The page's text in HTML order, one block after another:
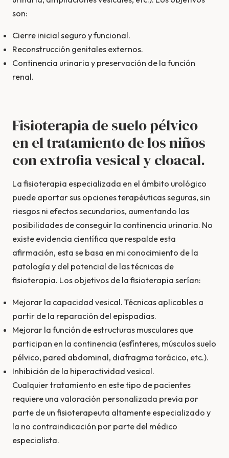
son:
Cierre inicial seguro y funcional.
Reconstrucción genitales externos.
Continencia urinaria y preservación de la función
renal.
Fisioterapia de suelo pélvico
en el tratamiento de los niños
con extrofia vesical y cloacal.
La fisioterapia especializada en el ámbito urológico
puede aportar sus opciones terapéuticas seguras, sin
riesgos ni efectos secundarios, aumentando las
posibilidades de conseguir la continencia urinaria. No
existe evidencia cientí­fica que respalde esta
afirmación, esta se basa en mi conocimiento de la
patologí­a y del potencial de las técnicas de
fisioterapia. Los objetivos de la fisioterapia serí­an:
Mejorar la capacidad vesical. Técnicas aplicables a
partir de la reparación del epispadias.
Mejorar la función de estructuras musculares que
participan en la continencia (esfí­nteres, músculos suelo
pélvico, pared abdominal, diafragma torácico, etc.).
Inhibición de la hiperactividad vesical.
Cualquier tratamiento en este tipo de pacientes
requiere una valoración personalizada previa por
parte de un fisioterapeuta altamente especializado y
la no contraindicación por parte del médico
especialista.